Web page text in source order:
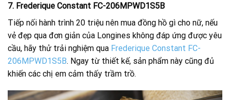
7. Frederique Constant FC-206MPWD1S5B
Tiếp nối hành trình 20 triệu nên mua đồng hồ gì cho nữ, nếu
vẻ đẹp qua đơn giản của Longines không đáp ứng được yêu
cầu, hãy thử trải nghiệm qua Frederique Constant FC-
206MPWD1S5B. Ngay từ thiết kế, sản phẩm này cũng đủ
khiến các chị em cảm thấy trầm trồ.